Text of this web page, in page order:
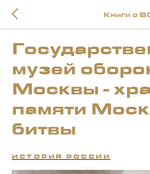
Книги о
музей
Москвы -
памяти
битвы
ИСТОРИЯ РОССИИ